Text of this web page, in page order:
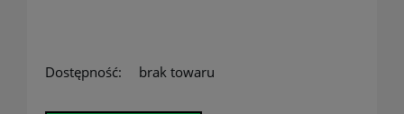
Dostępność: brak towaru